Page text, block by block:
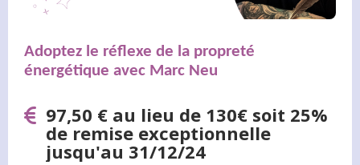
Adoptez le réflexe de la propreté
énergétique avec Marc Neu
97,50 € au lieu de 130€ soit 25%
de remise exceptionnelle
jusqu'au 31/12/24